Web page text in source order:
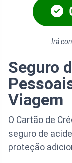
Irá
Seguro
Viagem
O Cartão de
seguro de
proteção